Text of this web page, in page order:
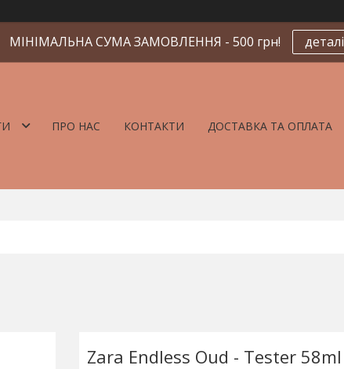
МІНІМАЛЬНА СУМА ЗАМОВЛЕННЯ - 500 грн! деталі
ПРО НАС КОНТАКТИ ДОСТАВКА ТА ОПЛАТА
Zara Endless Oud - Tester 58ml